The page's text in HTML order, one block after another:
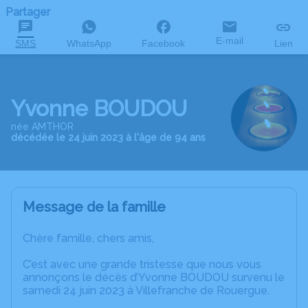
Partager
SMS WhatsApp Facebook E-mail Lien
Yvonne BOUDOU
née AMTHOR
décédée le 24 juin 2023 à l'âge de 94 ans
Message de la famille
Chère famille, chers amis,
C’est avec une grande tristesse que nous vous
annonçons le décès d’Yvonne BOUDOU survenu le
samedi 24 juin 2023 à Villefranche de Rouergue.